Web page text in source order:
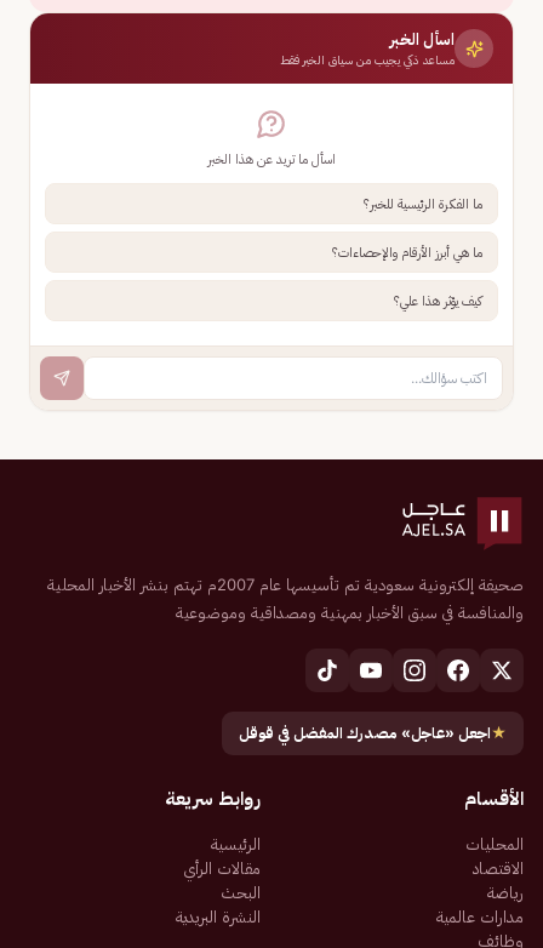
اسأل الخبر
مساعد ذكي يجيب من سياق الخبر فقط
اسأل ما تريد عن هذا الخبر
ما الفكرة الرئيسية للخبر؟
ما هي أبرز الأرقام والإحصاءات؟
كيف يؤثر هذا علي؟
صحيفة إلكترونية سعودية تم تأسيسها عام 2007م تهتم بنشر الأخبار المحلية
والمنافسة في سبق الأخبار بمهنية ومصداقية وموضوعية
★اجعل «عاجل» مصدرك المفضل في قوقل
الأقسام
المحليات
الاقتصاد
رياضة
مدارات عالمية
وظائف
روابط سريعة
الرئيسية
مقالات الرأي
البحث
النشرة البريدية